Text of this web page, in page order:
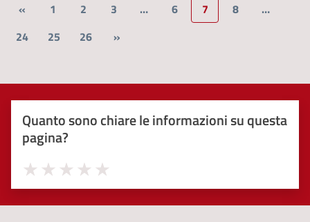
« 1 2 3 … 6 7 8
…
24
25 26 »
Quanto sono chiare le informazioni su questa
pagina?
Valuta 5 stelle su 5
Valuta 4 stelle su 5
Valuta 3 stelle su 5
Valuta 2 stelle su 5
Valuta 1 stelle su 5